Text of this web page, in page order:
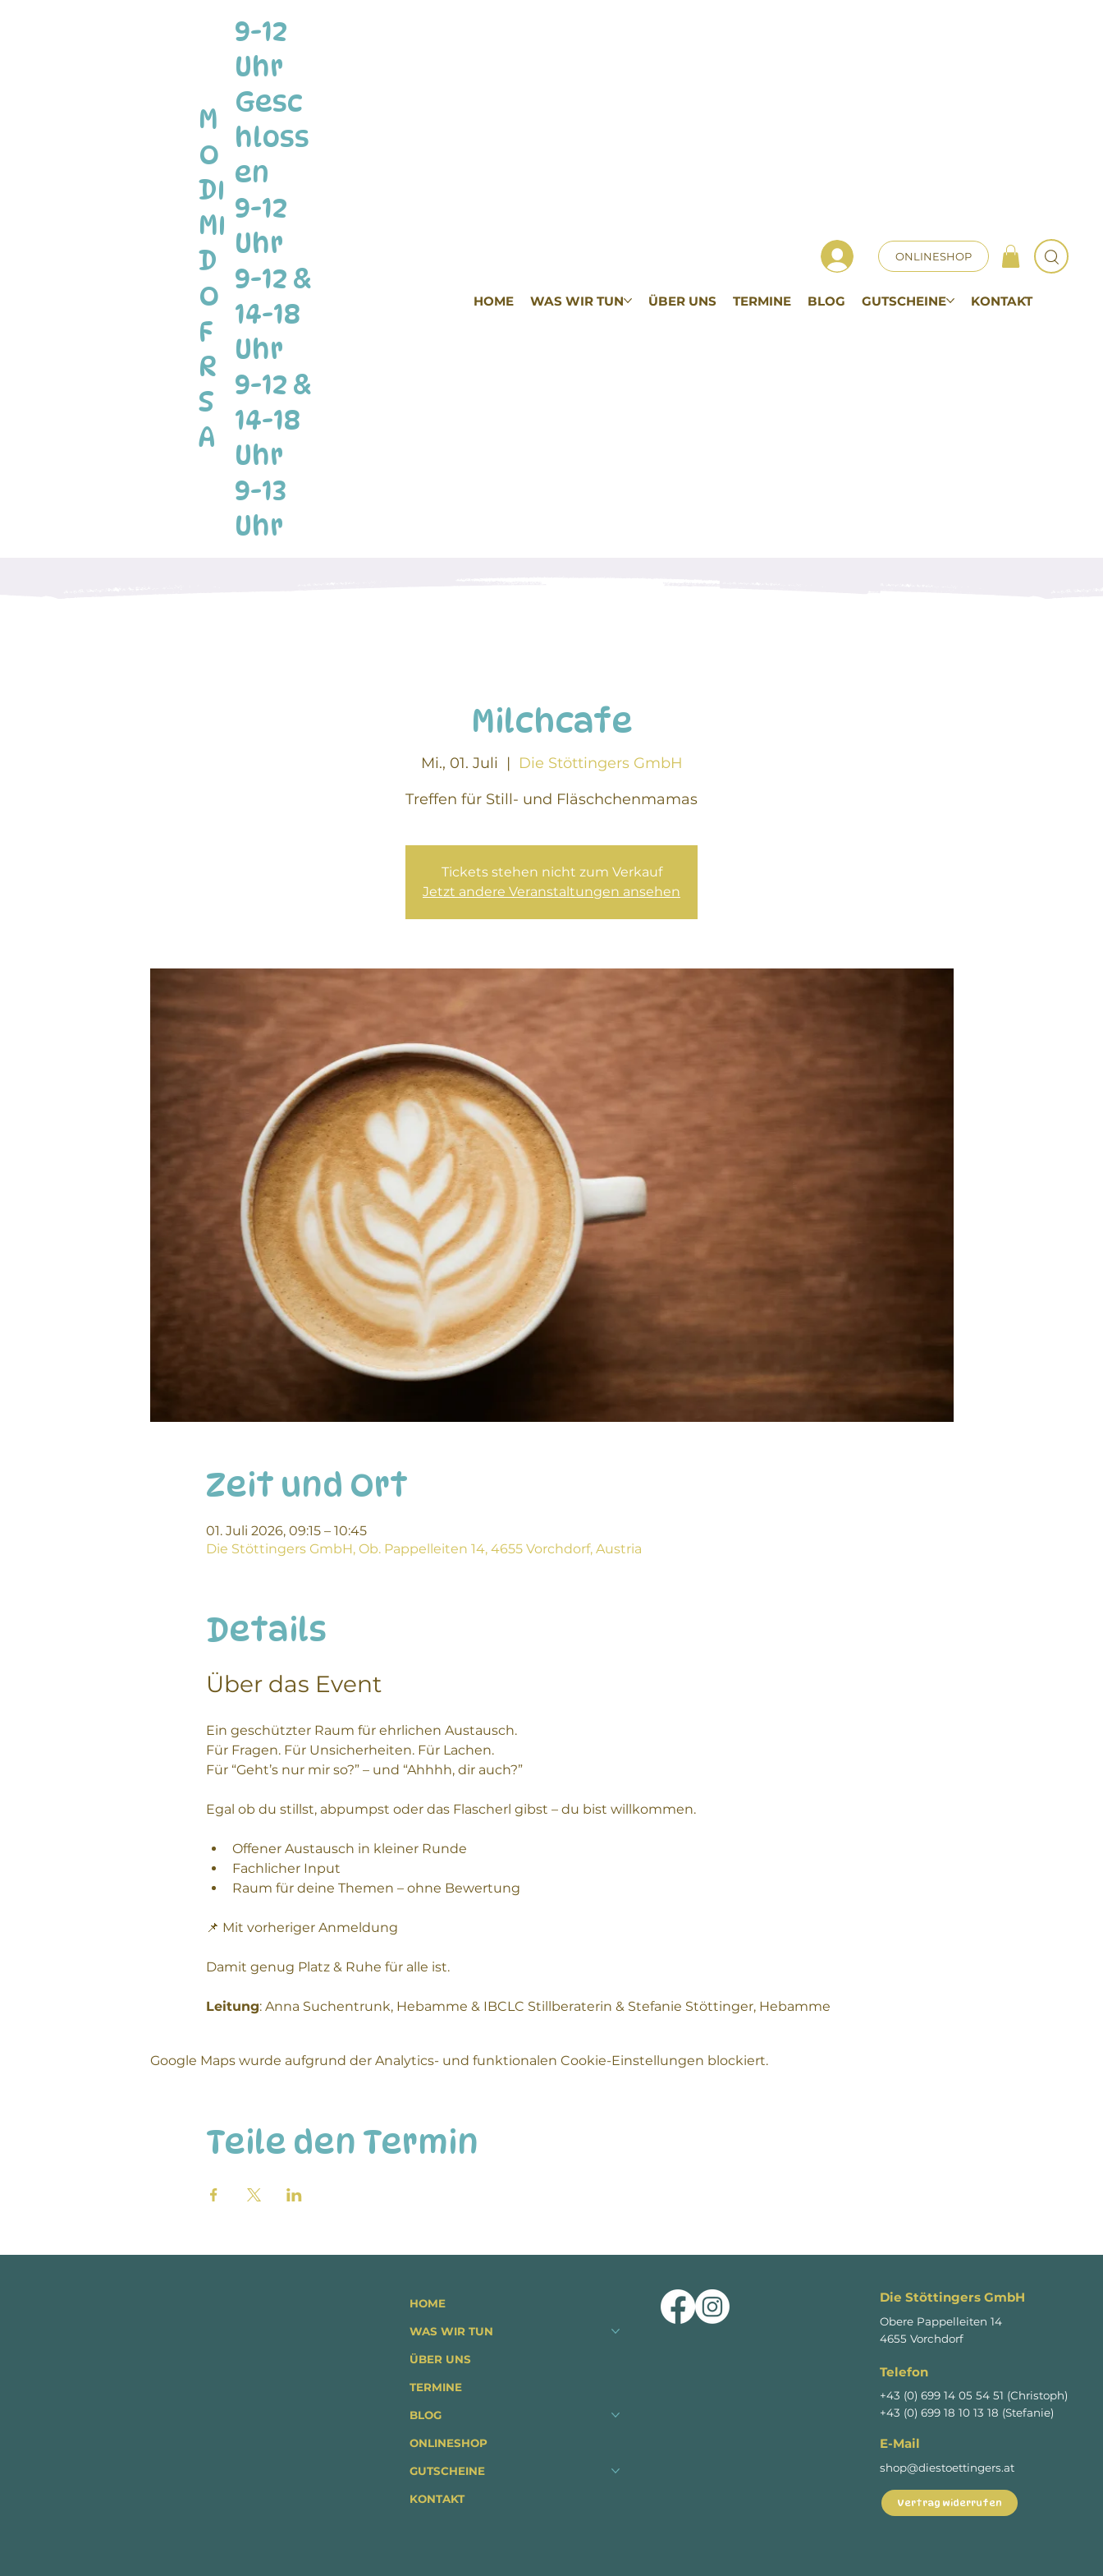
M
O
DI
MI
D
O
F
R
S
A
9-12
Uhr
Gesc
hloss
en
9-12
Uhr
9-12 &
14-18
Uhr
9-12 &
14-18
Uhr
9-13
Uhr
ONLINESHOP
HOME WAS WIR TUN ÜBER UNS TERMINE BLOG GUTSCHEINE KONTAKT
Milchcafe
Mi., 01. Juli
  |
Die Stöttingers GmbH
Treffen für Still- und Fläschchenmamas
Tickets stehen nicht zum Verkauf
Jetzt andere Veranstaltungen ansehen
Zeit und Ort
01. Juli 2026, 09:15 – 10:45
Die Stöttingers GmbH, Ob. Pappelleiten 14, 4655 Vorchdorf, Austria
Details
Über das Event
Ein geschützter Raum für ehrlichen Austausch.
Für Fragen. Für Unsicherheiten. Für Lachen.
Für “Geht’s nur mir so?” – und “Ahhhh, dir auch?”
Egal ob du stillst, abpumpst oder das Flascherl gibst – du bist willkommen.
Offener Austausch in kleiner Runde
Fachlicher Input
Raum für deine Themen – ohne Bewertung
📌 Mit vorheriger Anmeldung
Damit genug Platz & Ruhe für alle ist.
Leitung: Anna Suchentrunk, Hebamme & IBCLC Stillberaterin & Stefanie Stöttinger, Hebamme
Google Maps wurde aufgrund der Analytics- und funktionalen Cookie-Einstellungen blockiert.
Teile den Termin
HOME
WAS WIR TUN
ÜBER UNS
TERMINE
BLOG
ONLINESHOP
GUTSCHEINE
KONTAKT
Die Stöttingers GmbH
Obere Pappelleiten 14
4655 Vorchdorf
Telefon
+43 (0) 699 14 05 54 51 (Christoph)
+43 (0) 699 18 10 13 18 (Stefanie)
E-Mail
shop@diestoettingers.at
Vertrag widerrufen